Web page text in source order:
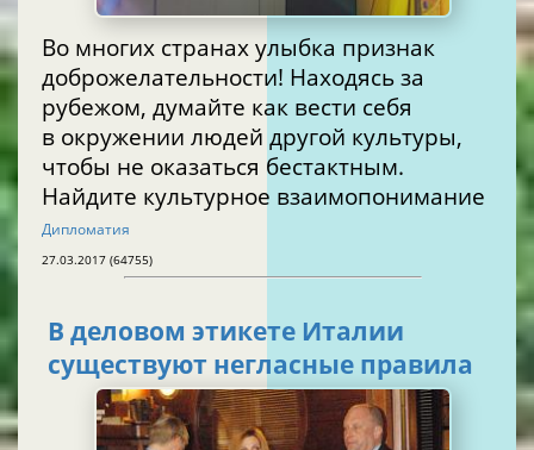
Во многих странах улыбка признак
доброжелательности! Находясь за
рубежом, думайте как вести себя
в окружении людей другой культуры,
чтобы не оказаться бестактным.
Найдите культурное взаимопонимание
Дипломатия
27.03.2017 (64755)
В деловом этикете Италии
существуют негласные правила